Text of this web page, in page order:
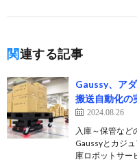
関連する記事
Gaussy、ア
搬送自動化の
2024.08.26
入庫～保管など
Gaussyとカジ
庫ロボットサー